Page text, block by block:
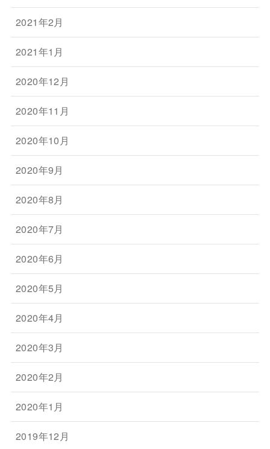
2021年2月
2021年1月
2020年12月
2020年11月
2020年10月
2020年9月
2020年8月
2020年7月
2020年6月
2020年5月
2020年4月
2020年3月
2020年2月
2020年1月
2019年12月